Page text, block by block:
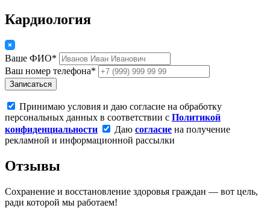
Кардиология
Ваше ФИО*
Ваш номер телефона*
Записаться
Принимаю условия и даю согласие на обработку
персональных данных в соответствии с Политикой
конфиденциальности
Даю согласие на получение
рекламной и информационной рассылки
Отзывы
Сохранение и восстановление здоровья граждан — вот цель,
ради которой мы работаем!